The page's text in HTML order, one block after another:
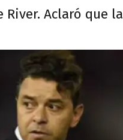
Aclaró que la